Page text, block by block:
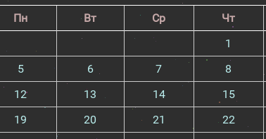
Пн
Вт Ср Чт
1
5
6 7 8
12
13 14 15
19
20 21 22